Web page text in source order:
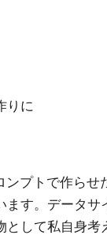
りに
プトで作らせ
す。データサ
して私自身考